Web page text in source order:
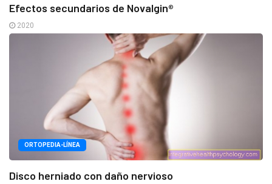
Efectos secundarios de Novalgin®
2020
ORTOPEDIA-LÍNEA
Disco herniado con daño nervioso